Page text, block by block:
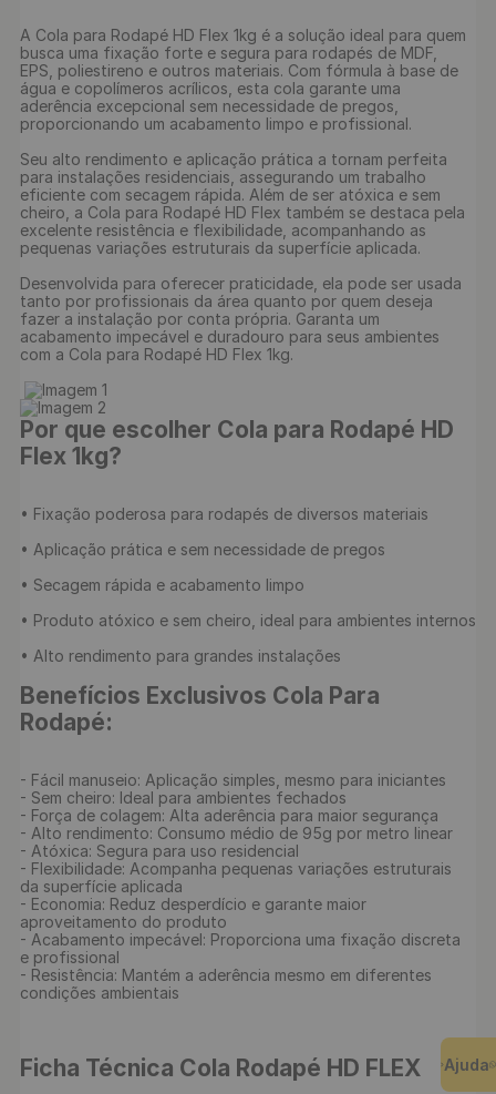
Ajuda
A Cola para Rodapé HD Flex 1kg é a solução ideal para quem
busca uma fixação forte e segura para rodapés de MDF,
EPS, poliestireno e outros materiais. Com fórmula à base de
água e copolímeros acrílicos, esta cola garante uma
aderência excepcional sem necessidade de pregos,
proporcionando um acabamento limpo e profissional.
Seu alto rendimento e aplicação prática a tornam perfeita
para instalações residenciais, assegurando um trabalho
eficiente com secagem rápida. Além de ser atóxica e sem
cheiro, a Cola para Rodapé HD Flex também se destaca pela
excelente resistência e flexibilidade, acompanhando as
pequenas variações estruturais da superfície aplicada.
Desenvolvida para oferecer praticidade, ela pode ser usada
tanto por profissionais da área quanto por quem deseja
fazer a instalação por conta própria. Garanta um
acabamento impecável e duradouro para seus ambientes
com a Cola para Rodapé HD Flex 1kg.
Por que escolher Cola para Rodapé HD
Flex 1kg?
• Fixação poderosa para rodapés de diversos materiais
• Aplicação prática e sem necessidade de pregos
• Secagem rápida e acabamento limpo
• Produto atóxico e sem cheiro, ideal para ambientes internos
• Alto rendimento para grandes instalações
Benefícios Exclusivos Cola Para
Rodapé:
- Fácil manuseio: Aplicação simples, mesmo para iniciantes
- Sem cheiro: Ideal para ambientes fechados
- Força de colagem: Alta aderência para maior segurança
- Alto rendimento: Consumo médio de 95g por metro linear
- Atóxica: Segura para uso residencial
- Flexibilidade: Acompanha pequenas variações estruturais
da superfície aplicada
- Economia: Reduz desperdício e garante maior
aproveitamento do produto
- Acabamento impecável: Proporciona uma fixação discreta
e profissional
- Resistência: Mantém a aderência mesmo em diferentes
condições ambientais
Ficha Técnica Cola Rodapé HD FLEX